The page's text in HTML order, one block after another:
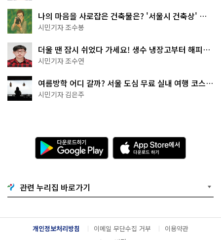
나의 마음을 사로잡은 건축물은? '서울시 건축상' 수
상작 공개!
시민기자 조수봉
더울 땐 잠시 쉬었다 가세요! 생수 냉장고부터 해피소
·무더위쉼터까지
시민기자 조수연
여름방학 어디 갈까? 서울 도심 무료 실내 여행 코스
추천
시민기자 김은주
다
운
로
기
G
o
g
l
e
A
p
p
e
서
다
운
관련 누리집 바로가기
개인정보처리방침 이메일 무단수집 거부
이용약관